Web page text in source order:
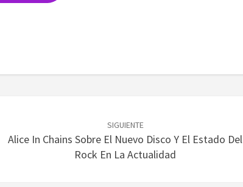
SIGUIENTE
Alice In Chains Sobre El Nuevo Disco Y El Estado Del
Rock En La Actualidad